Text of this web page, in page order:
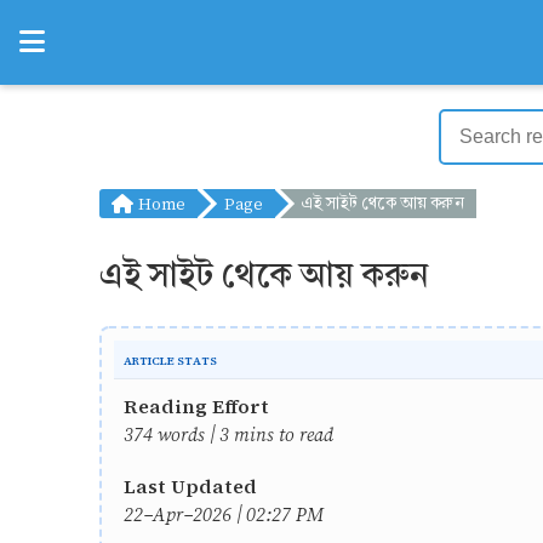
Home Page এই সাইট থেকে আয় করুন
এই সাইট থেকে আয় করুন
ARTICLE STATS
Reading Effort
374 words | 3 mins to read
Last Updated
22-Apr-2026 | 02:27 PM